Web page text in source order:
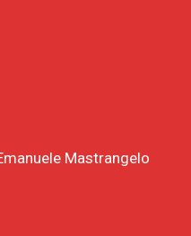
Mastrangelo